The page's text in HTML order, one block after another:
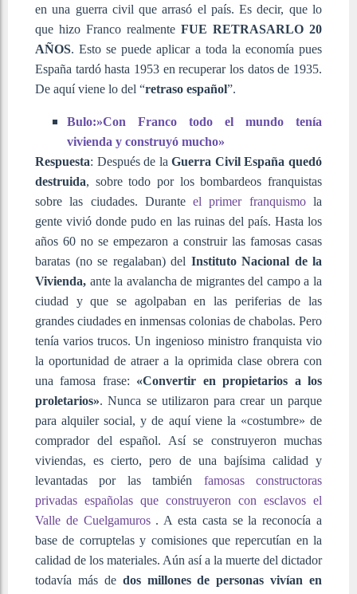
en una guerra civil que arrasó el país. Es decir, que lo
que hizo Franco realmente FUE RETRASARLO 20
AÑOS. Esto se puede aplicar a toda la economía pues
España tardó hasta 1953 en recuperar los datos de 1935.
De aquí viene lo del “retraso español”.
Bulo:»Con Franco todo el mundo tenía
vivienda y construyó mucho»
Respuesta: Después de laGuerra Civil España quedó
destruida, sobre todo por los bombardeos franquistas
sobre las ciudades. Duranteel primer franquismola
gente vivió donde pudo en las ruinas del país. Hasta los
años 60 no se empezaron a construir las famosas casas
baratas (no se regalaban) del Instituto Nacional de la
Vivienda, ante la avalancha de migrantes del campo a la
ciudad y que se agolpaban en las periferias de las
grandes ciudades en inmensas colonias de chabolas. Pero
tenía varios trucos. Un ingenioso ministro franquista vio
la oportunidad de atraer a la oprimida clase obrera con
una famosa frase: «Convertir en propietarios a los
proletarios». Nunca se utilizaron para crear un parque
para alquiler social, y de aquí viene la «costumbre» de
comprador del español. Así se construyeron muchas
viviendas, es cierto, pero de una bajísima calidad y
levantadas por las también famosas constructoras
privadas españolas que construyeron con esclavos el
Valle de Cuelgamuros. A esta casta se la reconocía a
base de corruptelas y comisiones que repercutían en la
calidad de los materiales. Aún así a la muerte del dictador
todavía más de dos millones de personas vivían en